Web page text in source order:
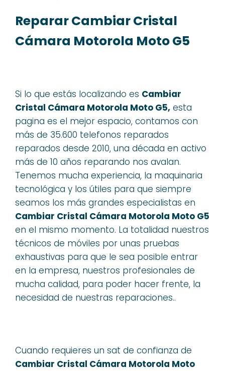
Reparar Cambiar Cristal
Cámara Motorola Moto G5
Si lo que estás localizando es Cambiar
Cristal Cámara Motorola Moto G5, esta
pagina es el mejor espacio, contamos con
más de 35.600 telefonos reparados
reparados desde 2010, una década en activo
más de 10 años reparando nos avalan.
Tenemos mucha experiencia, la maquinaria
tecnológica y los útiles para que siempre
seamos los más grandes especialistas en
Cambiar Cristal Cámara Motorola Moto G5
en el mismo momento. La totalidad nuestros
técnicos de móviles por unas pruebas
exhaustivas para que le sea posible entrar
en la empresa, nuestros profesionales de
mucha calidad, para poder hacer frente, la
necesidad de nuestras reparaciones..
Cuando requieres un sat de confianza de
Cambiar Cristal Cámara Motorola Moto